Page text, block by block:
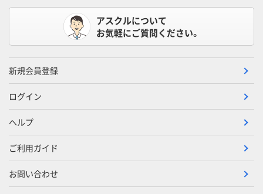
アスクルについて
お気軽にご質問ください。
新規会員登録
ログイン
ヘルプ
ご利用ガイド
お問い合わせ